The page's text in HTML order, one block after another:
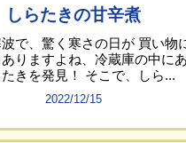
しらたきの甘辛煮
で、驚く寒さの日が 買い物
りますよね、冷蔵庫の中に
きを発見！ そこで、しら...
2022/12/15